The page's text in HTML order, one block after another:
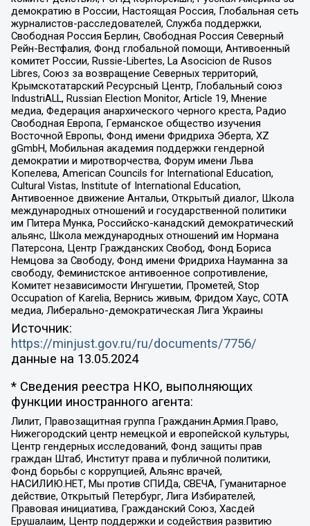
демократию в России, Настоящая Россия, Глобальная сеть
журналистов-расследователей, Служба поддержки,
Свободная Россия Берлин, Свободная Россия Северный
Рейн-Вестфалия, Фонд глобальной помощи, Антивоенный
комитет России, Russie-Libertes, La Asocicion de Rusos
Libres, Союз за возвращение Северных территорий,
Крымскотатарский Ресурсный Центр, Глобальный союз
IndustriALL, Russian Election Monitor, Article 19, Мнение
медиа, Федерация анархического черного креста, Радио
Свободная Европа, Германское общество изучения
Восточной Европы, Фонд имени Фридриха Эберта, XZ
gGmbH, Мобильная академия поддержки гендерной
демократии и миротворчества, Форум имени Льва
Копелева, American Councils for International Education,
Cultural Vistas, Institute of International Education,
Антивоенное движение Антальи, Открытый диалог, Школа
международных отношений и государственной политики
им Питера Мунка, Российско-канадский демократический
альянс, Школа международных отношений им Нормана
Патерсона, Центр Гражданских Свобод, Фонд Бориса
Немцова за Свободу, Фонд имени Фридриха Науманна за
свободу, Феминистское антивоенное сопротивление,
Комитет независимости Ингушетии, Прометей, Stop
Occupation of Karelia, Вернись живым, Фридом Хаус, СОТА
медиа, Либерально-демократическая Лига Украины
Источник:
https://minjust.gov.ru/ru/documents/7756/
данные на 13.05.2024
* Сведения реестра НКО, выполняющих
функции иностранного агента:
Лилит, Правозащитная группа Гражданин.Армия.Право,
Нижегородский центр немецкой и европейской культуры,
Центр гендерных исследований, Фонд защиты прав
граждан Штаб, Институт права и публичной политики,
Фонд борьбы с коррупцией, Альянс врачей,
НАСИЛИЮ.НЕТ, Мы против СПИДа, СВЕЧА, Гуманитарное
действие, Открытый Петербург, Лига Избирателей,
Правовая инициатива, Гражданский Союз, Хасдей
Ерушалаим, Центр поддержки и содействия развитию